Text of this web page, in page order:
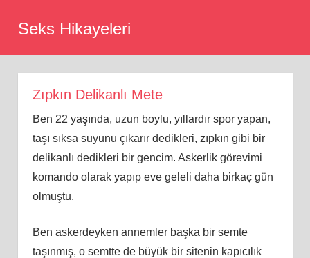
Seks Hikayeleri
Zıpkın Delikanlı Mete
Ben 22 yaşında, uzun boylu, yıllardır spor yapan,
taşı sıksa suyunu çıkarır dedikleri, zıpkın gibi bir
delikanlı dedikleri bir gencim. Askerlik görevimi
komando olarak yapıp eve geleli daha birkaç gün
olmuştu.
Ben askerdeyken annemler başka bir semte
taşınmış, o semtte de büyük bir sitenin kapıcılık